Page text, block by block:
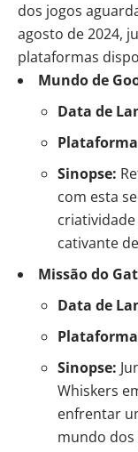
dos jogos
agosto de 2024,
plataformas
Mundo de
Data de
Sinopse:
com esta
cativante
Missão do
Data de
Sinopse:
Whiskers
enfrentar
mundo dos